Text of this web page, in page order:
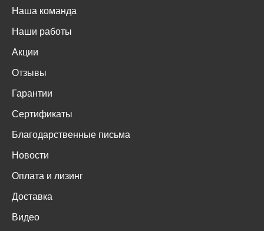
Наша команда
Наши работы
Акции
Отзывы
Гарантии
Сертификаты
Благодарственные письма
Новости
Оплата и лизинг
Доставка
Видео